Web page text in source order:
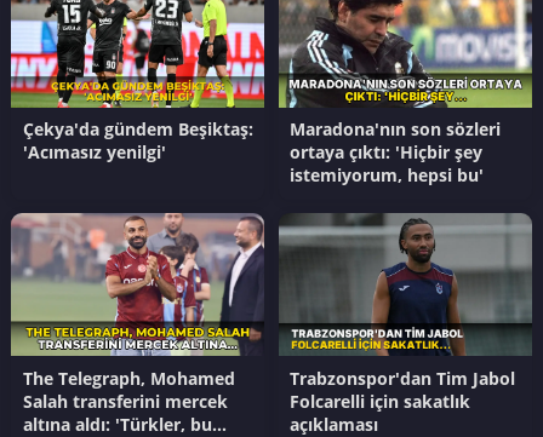
Çekya'da gündem Beşiktaş:
'Acımasız yenilgi'
Maradona'nın son sözleri
ortaya çıktı: 'Hiçbir şey
istemiyorum, hepsi bu'
The Telegraph, Mohamed
Salah transferini mercek
altına aldı: 'Türkler, bu
Trabzonspor'dan Tim Jabol
Folcarelli için sakatlık
açıklaması